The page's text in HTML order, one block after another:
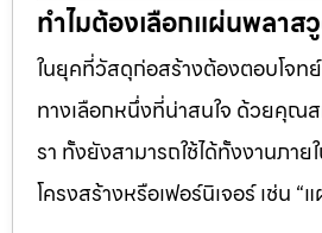
ทำไมต้องเลือกแผ่นพลาส
ในยุคที่วัสดุก่อสร้างต้องตอบโจท
ทางเลือกหนึ่งที่น่าสนใจ ด้วยคุณ
รา ทั้งยังสามารถใช้ได้ทั้งงานภา
โครงสร้างหรือเฟอร์นิเจอร์ เช่น